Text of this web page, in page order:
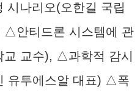
시나리오(오한길 국립
△안티드론 시스템에 관
교 교수), △과학적 감시
유투에스알 대표) △폭